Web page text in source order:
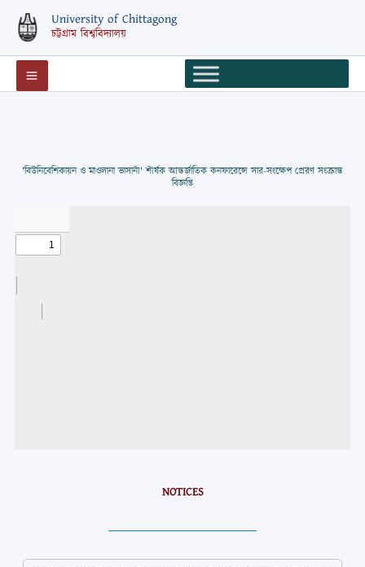
content
University of Chittagong
চট্টগ্রাম বিশ্ববিদ্যালয়
'বিউনিবেশিকায়ন ও মাওলানা ভাসানী' শীর্ষক আন্তর্জাতিক কনফারেন্সে সার-সংক্ষেপ প্রেরণ সংক্রান্ত
বিজ্ঞপ্তি
NOTICES